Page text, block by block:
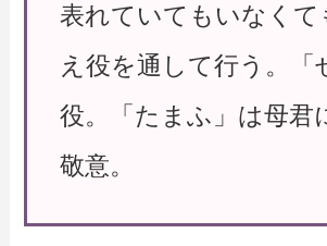
表れていてもいなくて
え役を通して行う。「
役。「たまふ」は母君
敬意。